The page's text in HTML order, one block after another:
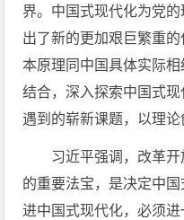
界。中国式现代化为党
出了新的更加艰巨繁重
本原理同中国具体实际
结合，深入探索中国式
遇到的崭新课题，以理论
习近平强调，改革
的重要法宝，是决定中
进中国式现代化，必须